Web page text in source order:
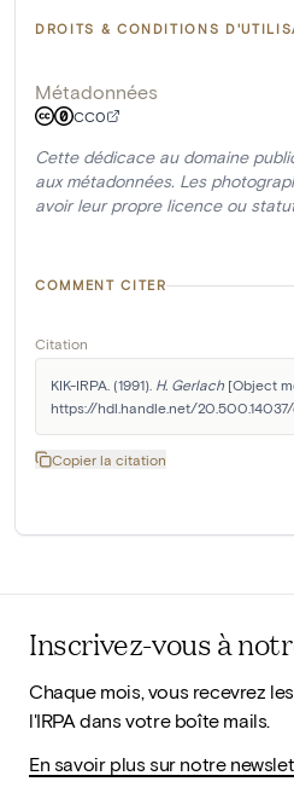
DROITS & CONDITIONS
Métadonnées
CC0
Cette dédicace au domaine
aux métadonnées. Les
avoir leur propre licence ou
COMMENT CITER
Citation
KIK-IRPA. (1991). H. Gerlach [Object
https://hdl.handle.net/
Copier la citation
Inscrivez-vous à
Chaque mois, vous recevrez
l'IRPA dans votre boîte mails.
En savoir plus sur notre